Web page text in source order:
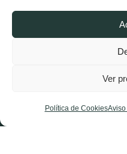
Ver
Política de CookiesAviso